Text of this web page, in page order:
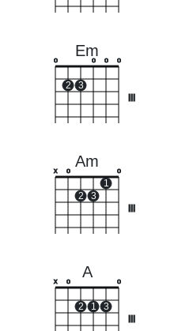
Em
o
2 3
o o o
Am
x o
2 3
1
o
A
x o
2 1 3
o